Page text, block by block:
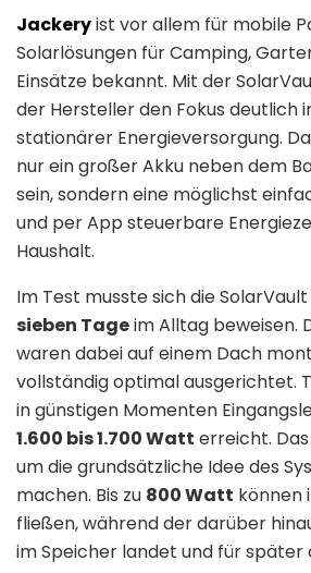
Jackeryist vor allem für mobile
Solarlösungen für Camping,
Einsätze bekannt. Mit der
der Hersteller den Fokus deutlich
stationärer Energieversorgung.
nur ein großer Akku neben dem
sein, sondern eine möglichst
und per App steuerbare
Haushalt.
Im Test musste sich die
sieben Tageim Alltag beweisen.
waren dabei auf einem Dach
vollständig optimal ausgerichtet.
in günstigen Momenten
1.600 bis 1.700 Watt erreicht.
um die grundsätzliche Idee des
machen. Bis zu 800 Watt können
fließen, während der darüber
im Speicher landet und für später